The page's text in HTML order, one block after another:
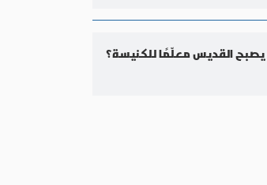
القديس معلّمًا للكنيسة؟